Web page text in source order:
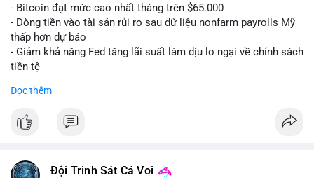
- Bitcoin đạt mức cao nhất tháng trên $65.000
- Dòng tiền vào tài sản rủi ro sau dữ liệu nonfarm payrolls Mỹ
thấp hơn dự báo
- Giảm khả năng Fed tăng lãi suất làm dịu lo ngại về chính sách
tiền tệ
📰 Nguồn: Cointelegraph
Đọc thêm
Đội Trinh Sát Cá Voi